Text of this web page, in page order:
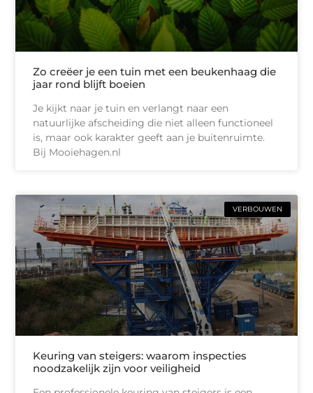
Zo creëer je een tuin met een beukenhaag die
jaar rond blijft boeien
Je kijkt naar je tuin en verlangt naar een
natuurlijke afscheiding die niet alleen functioneel
is, maar ook karakter geeft aan je buitenruimte.
Bij Mooiehagen.nl
VERBOUWEN
Keuring van steigers: waarom inspecties
noodzakelijk zijn voor veiligheid